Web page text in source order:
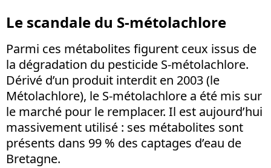
Le scandale du S-métolachlore
Parmi ces métabolites figurent ceux issus de
la dégradation du pesticide S-métolachlore.
Dérivé d’un produit interdit en 2003 (le
Métolachlore), le S-métolachlore a été mis sur
le marché pour le remplacer. Il est aujourd’hui
massivement utilisé : ses métabolites sont
présents dans 99 % des captages d’eau de
Bretagne.